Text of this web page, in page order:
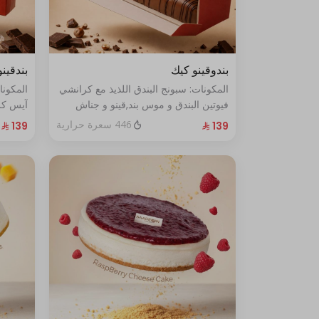
بندوقينو كيك
المكونات: سبونج البندق اللذيذ مع كرانشي
فيوتين البندق و موس بند,قينو و جناش
البندق مع طبقة شوكولا ناعمة (تكفي من
446 سعرة حرارية
آيس
حشوة